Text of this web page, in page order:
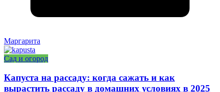
Маргарита
Сад и огород
Капуста на рассаду: когда сажать и как
вырастить рассаду в домашних условиях в 2025